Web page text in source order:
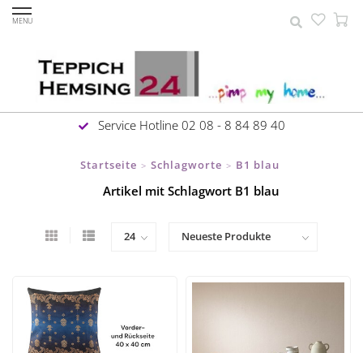
MENU
Service Hotline 02 08 - 8 84 89 40
Startseite > Schlagworte > B1 blau
Artikel mit Schlagwort B1 blau